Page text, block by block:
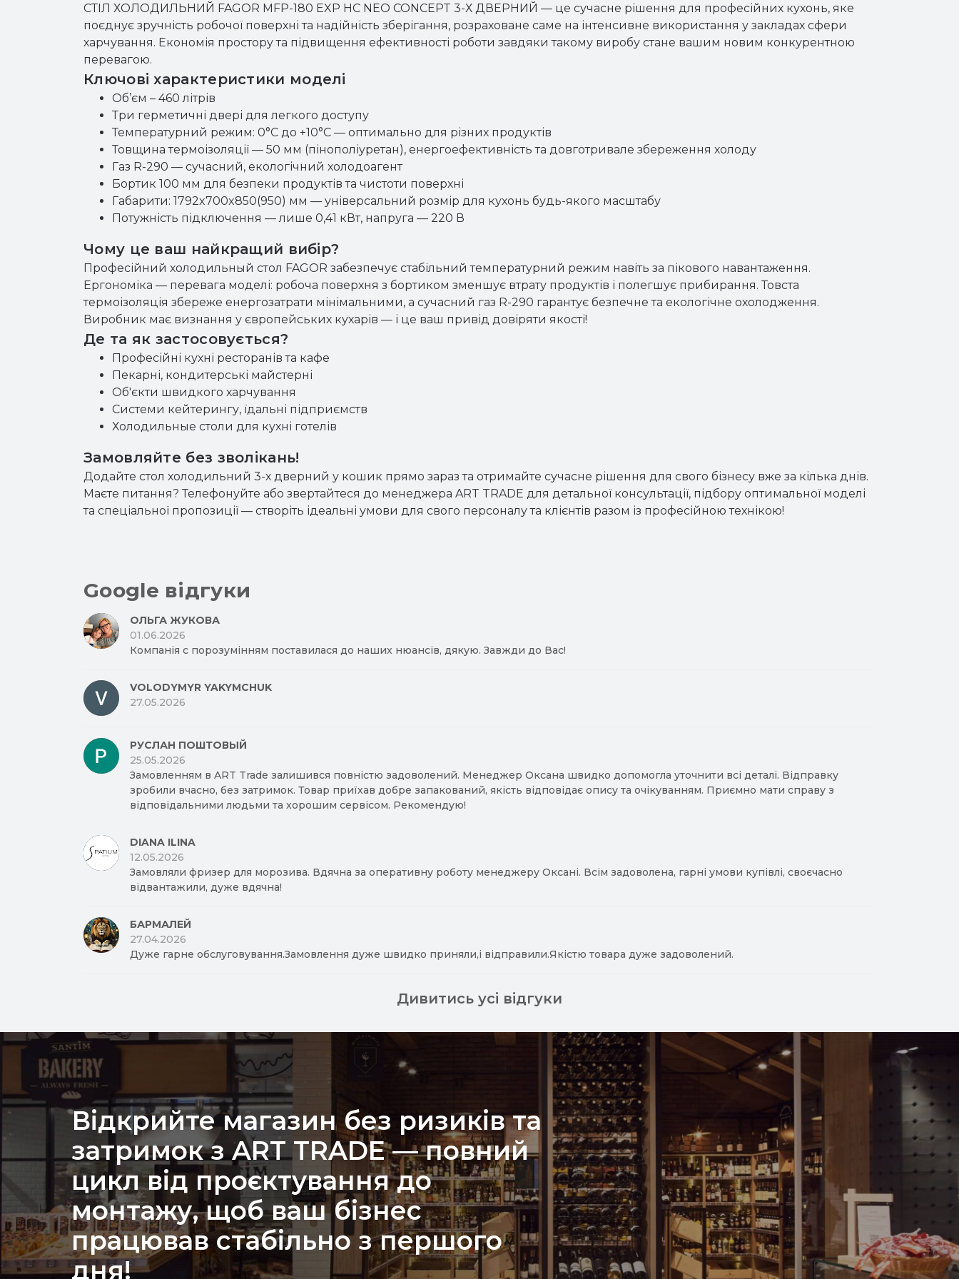
СТІЛ ХОЛОДИЛЬНИЙ FAGOR MFP-180 EXP HC NEO CONCEPT 3-Х ДВЕРНИЙ — це сучасне рішення для професійних кухонь, яке
поєднує зручність робочої поверхні та надійність зберігання, розраховане саме на інтенсивне використання у закладах сфери
харчування. Економія простору та підвищення ефективності роботи завдяки такому виробу стане вашим новим конкурентною
перевагою.
Ключові характеристики моделі
Об’єм – 460 літрів
Три герметичні двері для легкого доступу
Температурний режим: 0°C до +10°C — оптимально для різних продуктів
Товщина термоізоляції — 50 мм (пінополіуретан), енергоефективність та довготривале збереження холоду
Газ R-290 — сучасний, екологічний холодоагент
Бортик 100 мм для безпеки продуктів та чистоти поверхні
Габарити: 1792x700x850(950) мм — універсальний розмір для кухонь будь-якого масштабу
Потужність підключення — лише 0,41 кВт, напруга — 220 В
Чому це ваш найкращий вибір?
Професійний холодильный стол FAGOR забезпечує стабільний температурний режим навіть за пікового навантаження.
Ергономіка — перевага моделі: робоча поверхня з бортиком зменшує втрату продуктів і полегшує прибирання. Товста
термоізоляція збереже енергозатрати мінімальними, а сучасний газ R-290 гарантує безпечне та екологічне охолодження.
Виробник має визнання у європейських кухарів — і це ваш привід довіряти якості!
Де та як застосовується?
Професійні кухні ресторанів та кафе
Пекарні, кондитерські майстерні
Об'єкти швидкого харчування
Системи кейтерингу, їдальні підприємств
Холодильные столи для кухні готелів
Замовляйте без зволікань!
Додайте стол холодильний 3-х дверний у кошик прямо зараз та отримайте сучасне рішення для свого бізнесу вже за кілька днів.
Маєте питання? Телефонуйте або звертайтеся до менеджера ART TRADE для детальної консультації, підбору оптимальної моделі
та спеціальної пропозиції — створіть ідеальні умови для свого персоналу та клієнтів разом із професійною технікою!
Google відгуки
ОЛЬГА ЖУКОВА
01.06.2026
Компанія с порозумінням поставилася до наших нюансів, дякую. Завжди до Вас!
VOLODYMYR YAKYMCHUK
27.05.2026
РУСЛАН ПОШТОВЫЙ
25.05.2026
Замовленням в ART Trade залишився повністю задоволений. Менеджер Оксана швидко допомогла уточнити всі деталі. Відправку
зробили вчасно, без затримок. Товар приїхав добре запакований, якість відповідає опису та очікуванням. Приємно мати справу з
відповідальними людьми та хорошим сервісом. Рекомендую!
DIANA ILINA
12.05.2026
Замовляли фризер для морозива. Вдячна за оперативну роботу менеджеру Оксані. Всім задоволена, гарні умови купівлі, своєчасно
відвантажили, дуже вдячна!
БАРМАЛЕЙ
27.04.2026
Дуже гарне обслуговування.Замовлення дуже швидко приняли,і відправили.Якістю товара дуже задоволений.
Дивитись усі відгуки
Відкрийте магазин без ризиків та
затримок з ART TRADE — повний
цикл від проєктування до
монтажу, щоб ваш бізнес
працював стабільно з першого
дня!